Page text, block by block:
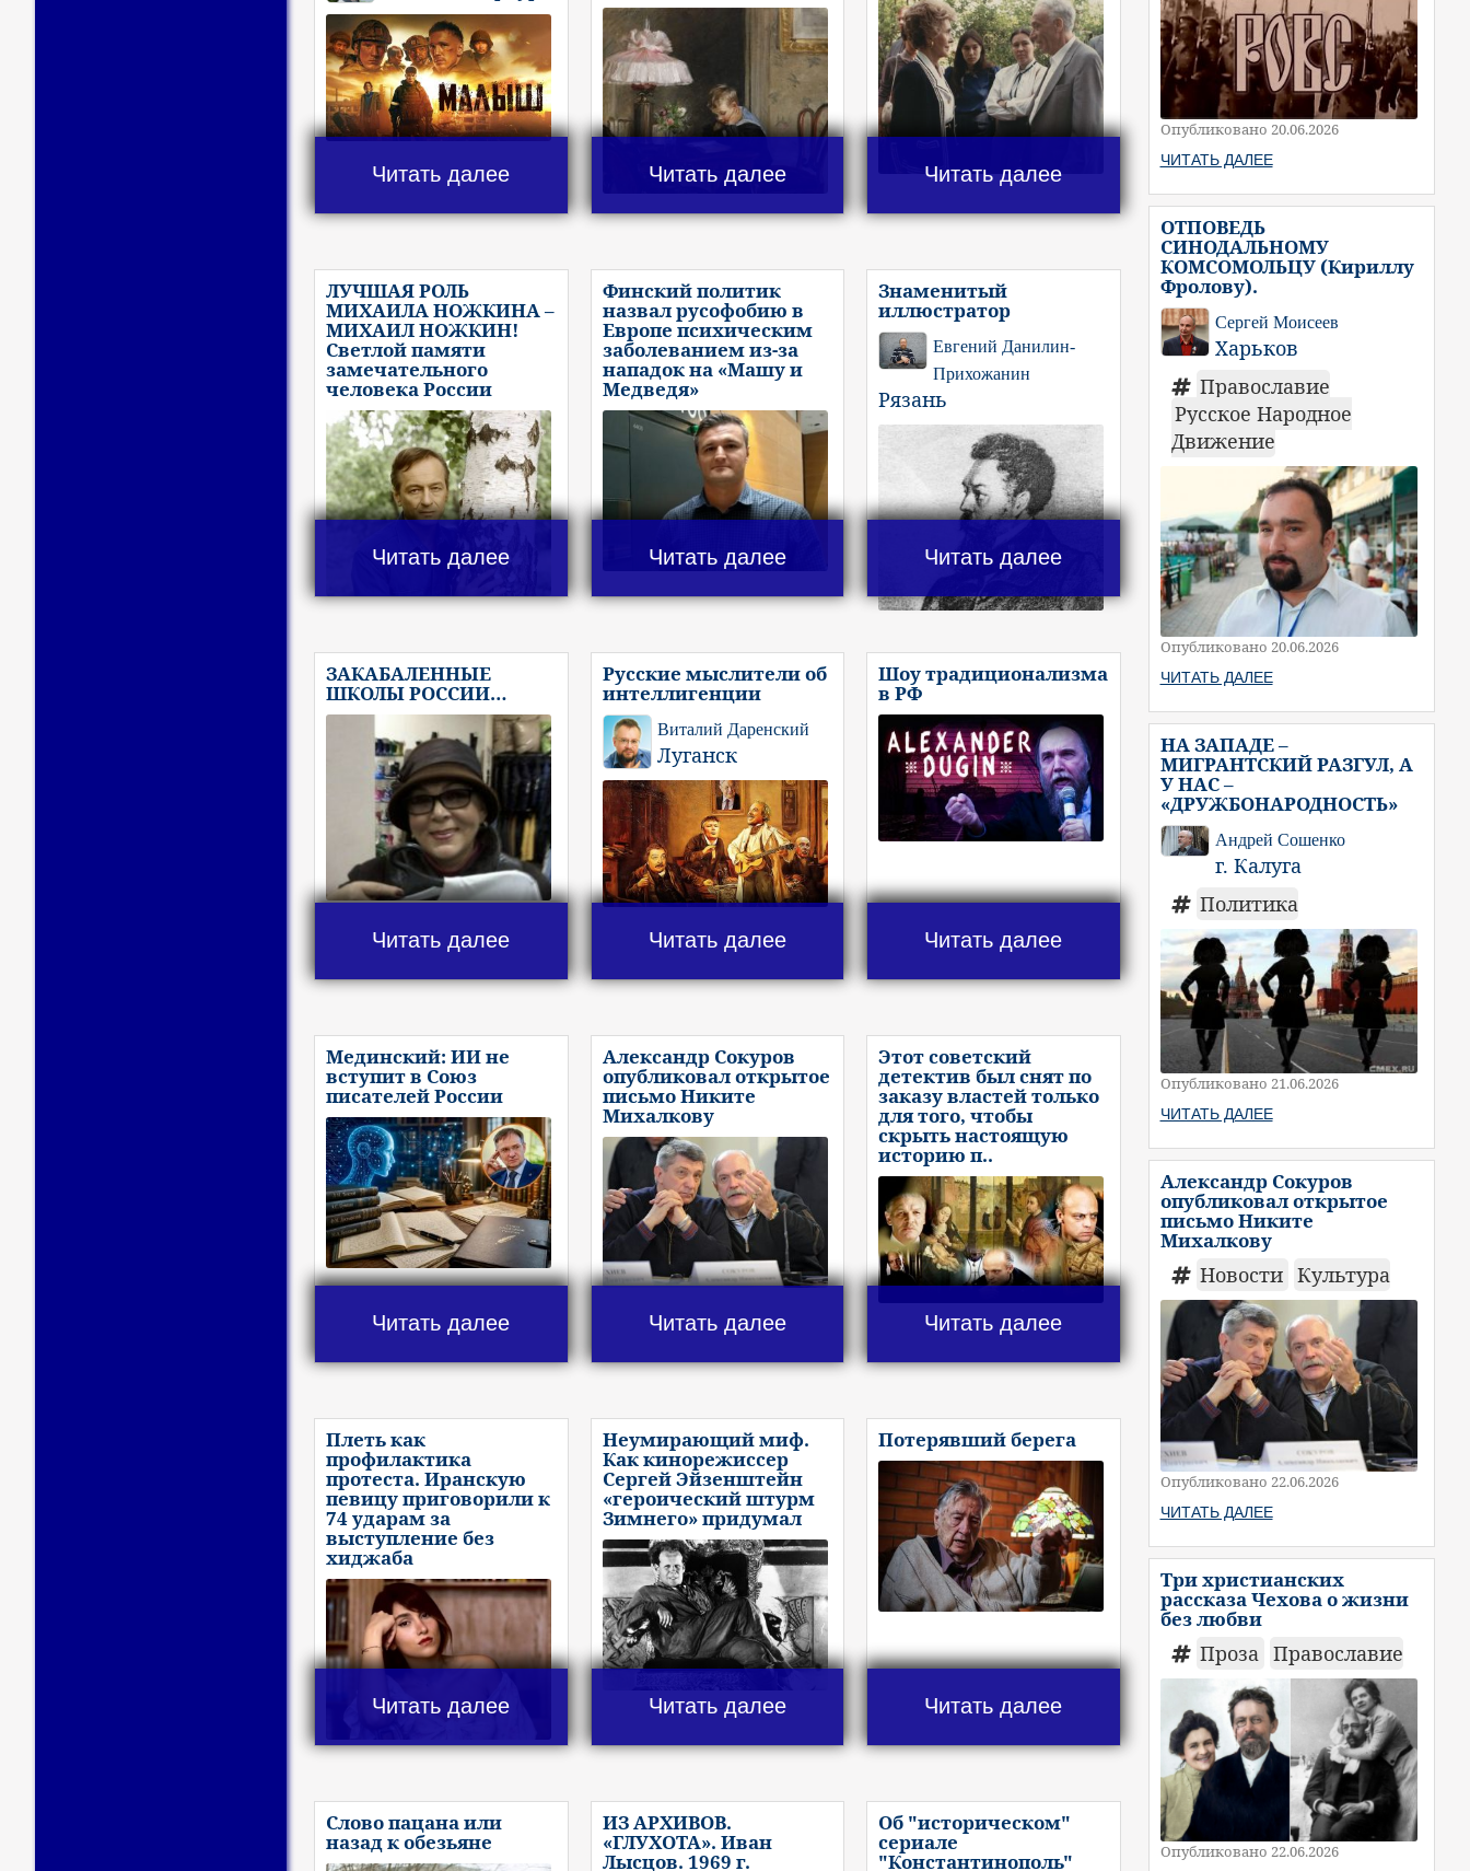
Читать далее Читать далее Читать далее
ЛУЧШАЯ РОЛЬ
МИХАИЛА НОЖКИНА –
МИХАИЛ НОЖКИН!
Светлой памяти
замечательного
человека России
Читать далее
Финский политик
назвал русофобию в
Европе психическим
заболеванием из-за
нападок на «Машу и
Медведя»
Читать далее
Знаменитый
иллюстратор
Евгений Данилин-
Прихожанин
Рязань
Читать далее
ЗАКАБАЛЕННЫЕ
ШКОЛЫ РОССИИ…
Читать далее
Русские мыслители об
интеллигенции
Виталий Даренский
Луганск
Читать далее
Шоу традиционализма
в РФ
Читать далее
Мединский: ИИ не
вступит в Союз
писателей России
Читать далее
Александр Сокуров
опубликовал открытое
письмо Никите
Михалкову
Читать далее
Этот советский
детектив был снят по
заказу властей только
для того, чтобы
скрыть настоящую
историю п..
Читать далее
Плеть как
профилактика
протеста. Иранскую
певицу приговорили к
74 ударам за
выступление без
хиджаба
Читать далее
Неумирающий миф.
Как кинорежиссер
Сергей Эйзенштейн
«героический штурм
Зимнего» придумал
Читать далее
Потерявший берега
Читать далее
Слово пацана или
назад к обезьяне
ИЗ АРХИВОВ.
«ГЛУХОТА». Иван
Лысцов. 1969 г.
Об "историческом"
сериале
"Константинополь"
Опубликовано 20.06.2026
ЧИТАТЬ ДАЛЕЕ
ОТПОВЕДЬ
СИНОДАЛЬНОМУ
КОМСОМОЛЬЦУ (Кириллу
Фролову).
Сергей Моисеев
Харьков
Православие
Русское Народное
Движение
Опубликовано 20.06.2026
ЧИТАТЬ ДАЛЕЕ
НА ЗАПАДЕ –
МИГРАНТСКИЙ РАЗГУЛ, А
У НАС –
«ДРУЖБОНАРОДНОСТЬ»
Андрей Сошенко
г. Калуга
Политика
Опубликовано 21.06.2026
ЧИТАТЬ ДАЛЕЕ
Александр Сокуров
опубликовал открытое
письмо Никите
Михалкову
Новости Культура
Опубликовано 22.06.2026
ЧИТАТЬ ДАЛЕЕ
Три христианских
рассказа Чехова о жизни
без любви
Проза Православие
Опубликовано 22.06.2026